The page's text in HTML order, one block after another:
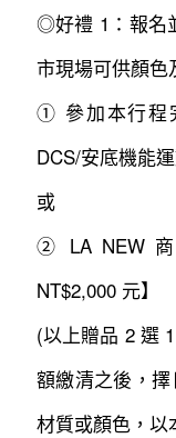
◎好禮 1：報名
市現場可供顏色
① 參加本行程
DCS/安底機能
或
② LA NEW
NT$2,000 元】
(以上贈品 2 選
額繳清之後，
材質或顏色，以